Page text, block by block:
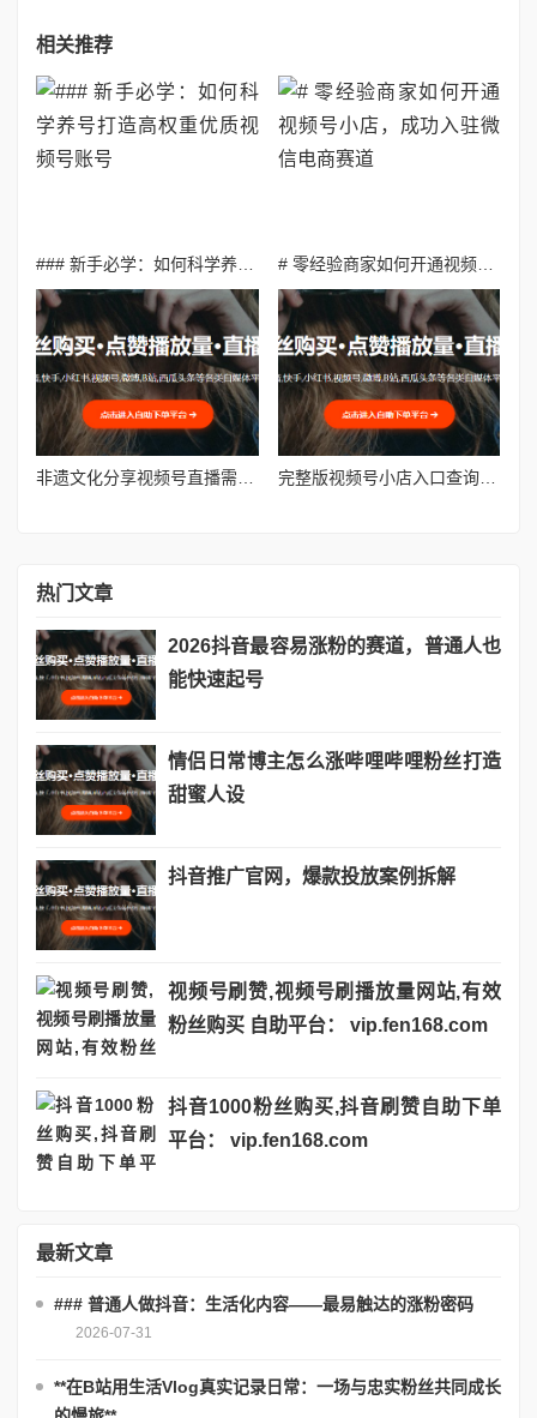
相关推荐
# 零经验商家如何开通视频号小店，成功入驻微信电商赛道
非遗文化分享视频号直播需要什么内容备案条件 完整版视频号小店入口查询教程新手小白轻松上手
热门文章
2026抖音最容易涨粉的赛道，普通人也
能快速起号
情侣日常博主怎么涨哔哩哔哩粉丝打造
甜蜜人设
抖音推广官网，爆款投放案例拆解
视频号刷赞,视频号刷播放量网站,有效
粉丝购买 自助平台： vip.fen168.com
抖音1000粉丝购买,抖音刷赞自助下单
平台： vip.fen168.com
最新文章
### 普通人做抖音：生活化内容——最易触达的涨粉密码
2026-07-31
**在B站用生活Vlog真实记录日常：一场与忠实粉丝共同成长